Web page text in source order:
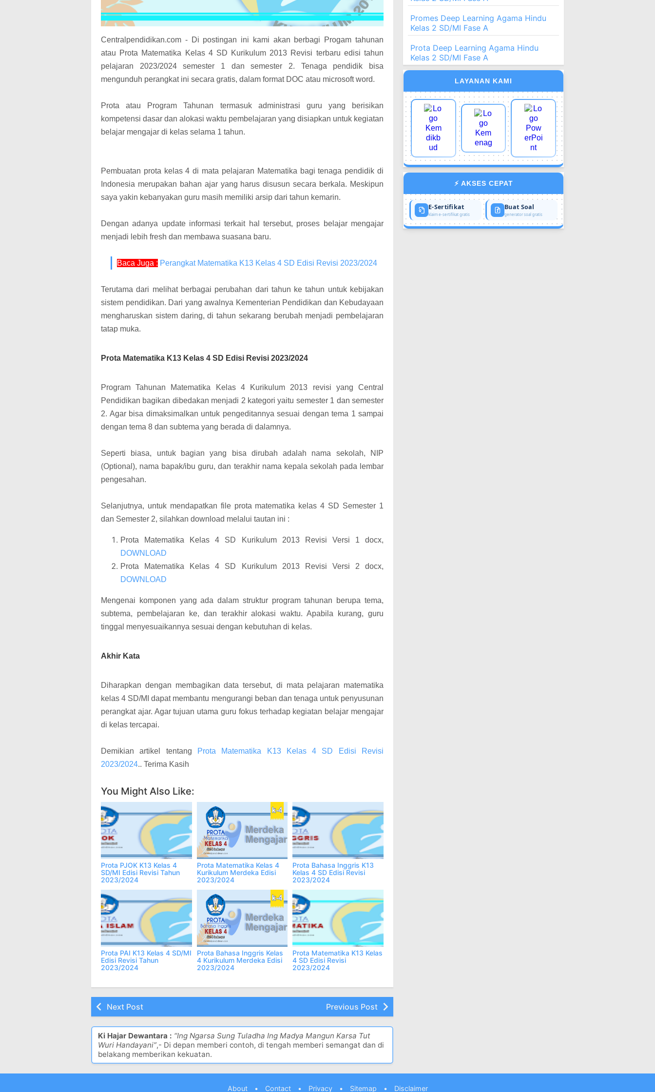
Centralpendidikan.com - Di postingan ini kami akan berbagi Progam tahunan
atau Prota Matematika Kelas 4 SD Kurikulum 2013 Revisi terbaru edisi tahun
pelajaran 2023/2024 semester 1 dan semester 2. Tenaga pendidik bisa
mengunduh perangkat ini secara gratis, dalam format DOC atau microsoft word.
Prota atau Program Tahunan termasuk administrasi guru yang berisikan
kompetensi dasar dan alokasi waktu pembelajaran yang disiapkan untuk kegiatan
belajar mengajar di kelas selama 1 tahun.
Pembuatan prota kelas 4 di mata pelajaran Matematika bagi tenaga pendidik di
Indonesia merupakan bahan ajar yang harus disusun secara berkala. Meskipun
saya yakin kebanyakan guru masih memiliki arsip dari tahun kemarin.
Dengan adanya update informasi terkait hal tersebut, proses belajar mengajar
menjadi lebih fresh dan membawa suasana baru.
Baca Juga : Perangkat Matematika K13 Kelas 4 SD Edisi Revisi 2023/2024
Terutama dari melihat berbagai perubahan dari tahun ke tahun untuk kebijakan
sistem pendidikan. Dari yang awalnya Kementerian Pendidikan dan Kebudayaan
mengharuskan sistem daring, di tahun sekarang berubah menjadi pembelajaran
tatap muka.
Prota Matematika K13 Kelas 4 SD Edisi Revisi 2023/2024
Program Tahunan Matematika Kelas 4 Kurikulum 2013 revisi yang Central
Pendidikan bagikan dibedakan menjadi 2 kategori yaitu semester 1 dan semester
2. Agar bisa dimaksimalkan untuk pengeditannya sesuai dengan tema 1 sampai
dengan tema 8 dan subtema yang berada di dalamnya.
Seperti biasa, untuk bagian yang bisa dirubah adalah nama sekolah, NIP
(Optional), nama bapak/ibu guru, dan terakhir nama kepala sekolah pada lembar
pengesahan.
Selanjutnya, untuk mendapatkan file prota matematika kelas 4 SD Semester 1
dan Semester 2, silahkan download melalui tautan ini :
Prota Matematika Kelas 4 SD Kurikulum 2013 Revisi Versi 1 docx,
DOWNLOAD
Prota Matematika Kelas 4 SD Kurikulum 2013 Revisi Versi 2 docx,
DOWNLOAD
Mengenai komponen yang ada dalam struktur program tahunan berupa tema,
subtema, pembelajaran ke, dan terakhir alokasi waktu. Apabila kurang, guru
tinggal menyesuaikannya sesuai dengan kebutuhan di kelas.
Akhir Kata
Diharapkan dengan membagikan data tersebut, di mata pelajaran matematika
kelas 4 SD/MI dapat membantu mengurangi beban dan tenaga untuk penyusunan
perangkat ajar. Agar tujuan utama guru fokus terhadap kegiatan belajar mengajar
di kelas tercapai.
Demikian artikel tentang
Prota Matematika K13 Kelas 4 SD Edisi Revisi
2023/2024.. Terima Kasih
You Might Also Like:
Prota PJOK K13 Kelas 4
SD/MI Edisi Revisi Tahun
2023/2024
Prota Matematika Kelas 4
Kurikulum Merdeka Edisi
2023/2024
Prota Bahasa Inggris K13
Kelas 4 SD Edisi Revisi
2023/2024
Prota PAI K13 Kelas 4 SD/MI
Edisi Revisi Tahun
2023/2024
Prota Bahasa Inggris Kelas
4 Kurikulum Merdeka Edisi
2023/2024
Prota Matematika K13 Kelas
4 SD Edisi Revisi
2023/2024
Next Post Previous Post
Ki Hajar Dewantara : “Ing Ngarsa Sung Tuladha Ing Madya Mangun Karsa Tut
Wuri Handayani”,- Di depan memberi contoh, di tengah memberi semangat dan di
belakang memberikan kekuatan.
Promes Deep Learning Agama Hindu
Kelas 2 SD/MI Fase A
Prota Deep Learning Agama Hindu
Kelas 2 SD/MI Fase A
LAYANAN KAMI
⚡ AKSES CEPAT
E-Sertifikat
klaim e-sertifikat gratis
Buat Soal
generator soal gratis
About • Contact • Privacy • Sitemap • Disclaimer